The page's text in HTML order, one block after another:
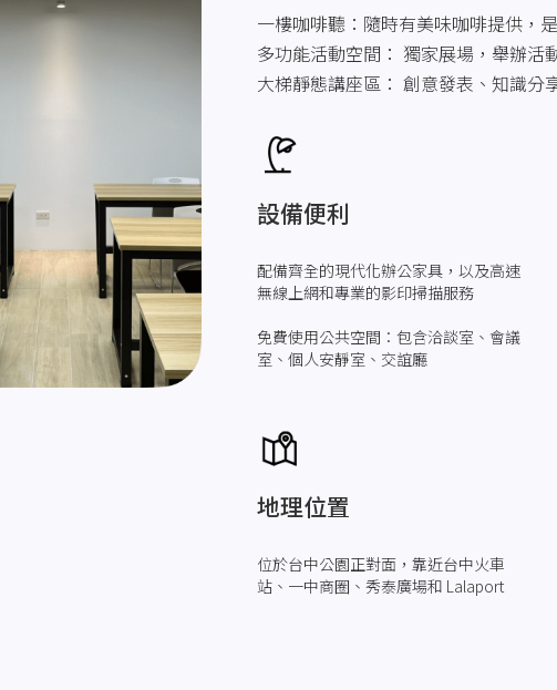
一樓咖啡聽：隨時有美味咖啡提供，
多功能活動空間： 獨家展場，舉辦
大梯靜態講座區： 創意發表、知識分
設備便利
配備齊全的現代化辦公家具，以及高速
無線上網和專業的影印掃描服務
免費使用公共空間：包含洽談室、會議
室、個人安靜室、交誼廳
地理位置
位於台中公園正對面，靠近台中火車
站、一中商圈、秀泰廣場和 Lalaport